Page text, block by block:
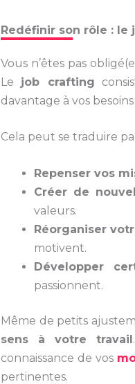
Redéfinir son rôle :
Vous n’êtes pas
Le job crafting
davantage à vos
Cela peut se traduire
Repenser vos
Créer de
valeurs.
Réorganiser
motivent.
Développer
passionnent.
Même de petits
sens à votre travail
connaissance de vos
pertinentes.